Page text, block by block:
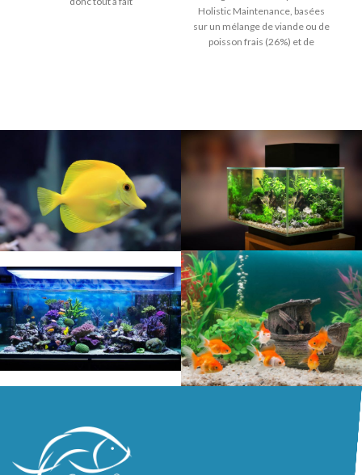
Holistic Maintenance, basées
sur un mélange de viande ou de
poisson frais (26%) et de